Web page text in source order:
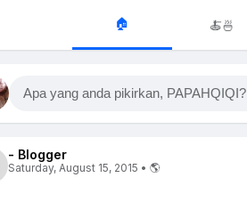
🏠 🍝🍜
Apa yang anda pikirkan, PAPAHQIQI?
- Blogger
Saturday, August 15, 2015 • 🌎